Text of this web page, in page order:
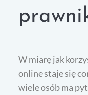
W miarę jak
online staje się
wiele osób ma